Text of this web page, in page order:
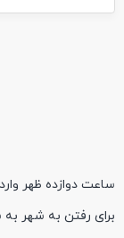
ساعت دوازده ظهر
برای رفتن به شهر